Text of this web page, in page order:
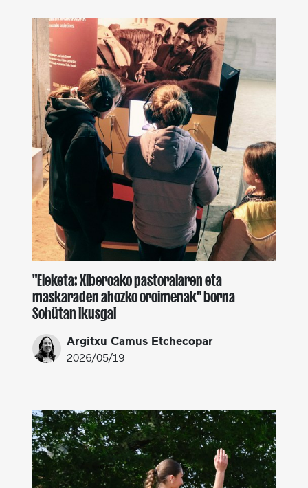
"Eleketa: Xiberoako pastoralaren eta
maskaraden ahozko oroimenak" borna
Sohütan ikusgai
Argitxu Camus Etchecopar
2026/05/19